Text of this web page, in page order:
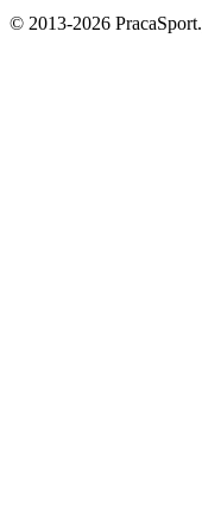
© 2013-2026